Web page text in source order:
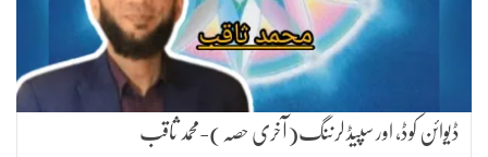
ڈیوائن کوڈ، اور سپیڈ لرننگ(آخری حصہ)-محمد ثاقب